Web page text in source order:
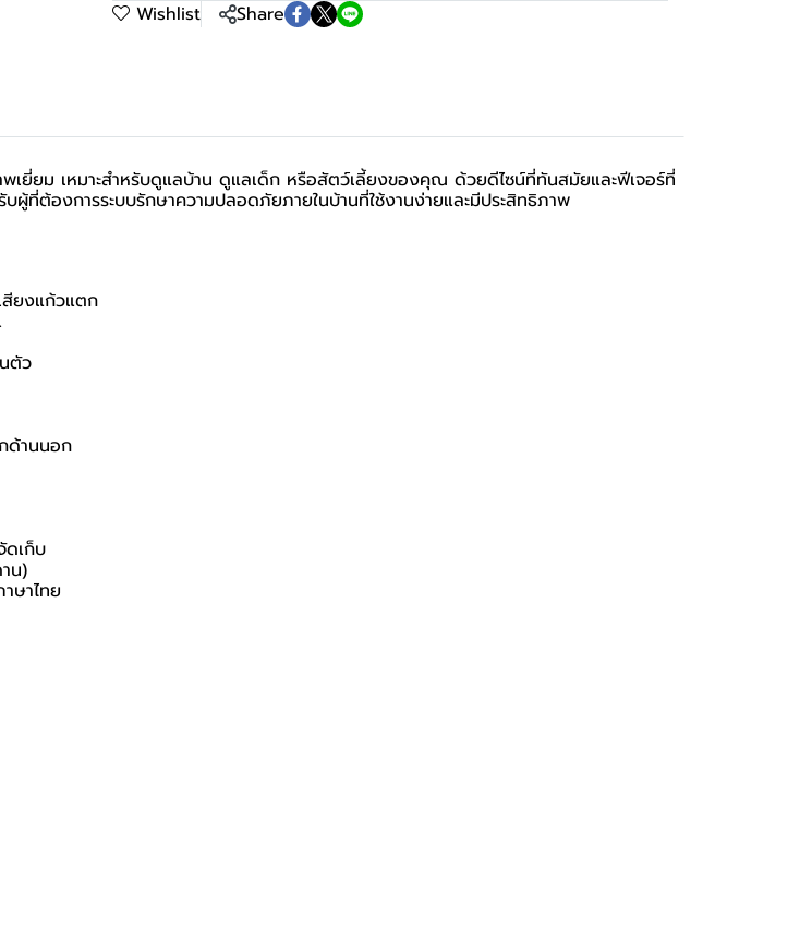
Wishlist
Share
ยม เหมาะสำหรับดูแลบ้าน ดูแลเด็ก หรือสัตว์เลี้ยงของคุณ ด้วยดีไซน์ที่ทันสมัยและฟีเจอร์ที่
ที่ต้องการระบบรักษาความปลอดภัยภายในบ้านที่ใช้งานง่ายและมีประสิทธิภาพ
สียงแก้วแตก
ตัว
ด้านนอก
ดเก็บ
น)
ษาไทย